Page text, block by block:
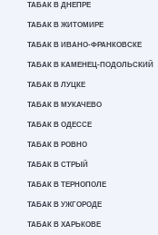
ТАБАК В ДНЕПРЕ
ТАБАК В ЖИТОМИРЕ
ТАБАК В ИВАНО-ФРАНКОВСКЕ
ТАБАК В КАМЕНЕЦ-ПОДОЛЬСКИЙ
ТАБАК В ЛУЦКЕ
ТАБАК В МУКАЧЕВО
ТАБАК В ОДЕССЕ
ТАБАК В РОВНО
ТАБАК В СТРЫЙ
ТАБАК В ТЕРНОПОЛЕ
ТАБАК В УЖГОРОДЕ
ТАБАК В ХАРЬКОВЕ